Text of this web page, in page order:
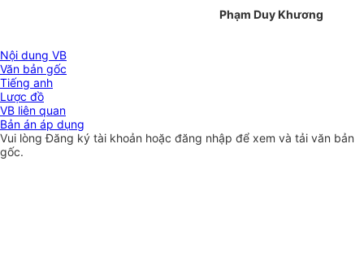
Phạm Duy Khương
Nội dung VB
Văn bản gốc
Tiếng anh
Lược đồ
VB liên quan
Bản án áp dụng
Vui lòngĐăng ký tài khoản hoặc đăng nhập để xem và tải văn bản
gốc.